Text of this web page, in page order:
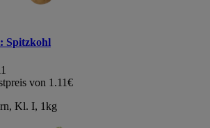
Spitzkohl
von 1.11€
Kl. I, 1kg